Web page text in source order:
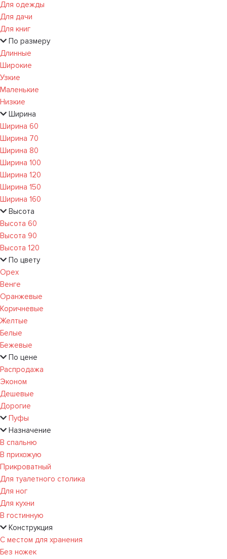
Для одежды
Для дачи
Для книг
По размеру
Длинные
Широкие
Узкие
Маленькие
Низкие
Ширина
Ширина 60
Ширина 70
Ширина 80
Ширина 100
Ширина 120
Ширина 150
Ширина 160
Высота
Высота 60
Высота 90
Высота 120
По цвету
Орех
Венге
Оранжевые
Коричневые
Желтые
Белые
Бежевые
По цене
Распродажа
Эконом
Дешевые
Дорогие
Пуфы
Назначение
В спальню
В прихожую
Прикроватный
Для туалетного столика
Для ног
Для кухни
В гостинную
Конструкция
С местом для хранения
Без ножек